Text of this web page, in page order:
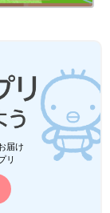
リエイターたち
届け
リ